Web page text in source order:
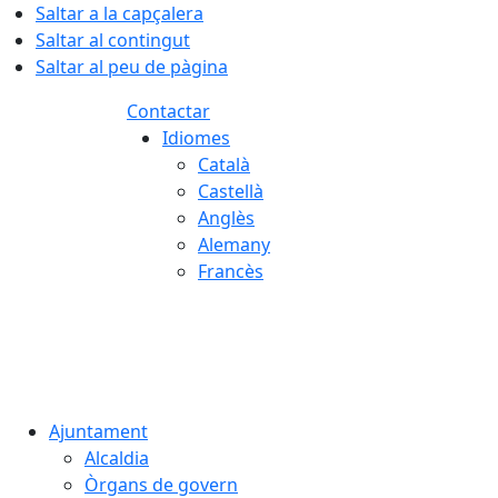
Saltar a la capçalera
Saltar al contingut
Saltar al peu de pàgina
Contactar
Idiomes
Català
Castellà
Anglès
Alemany
Francès
Ajuntament
Alcaldia
Òrgans de govern